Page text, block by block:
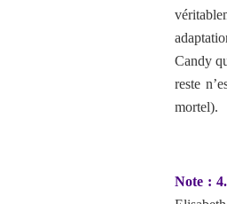
Candy
reste
mortel).
Note :